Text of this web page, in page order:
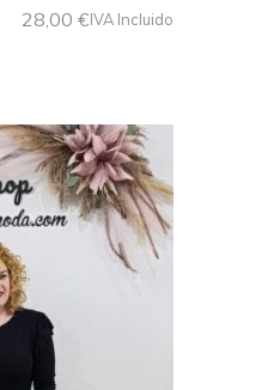
28,00 €IVA Incluido